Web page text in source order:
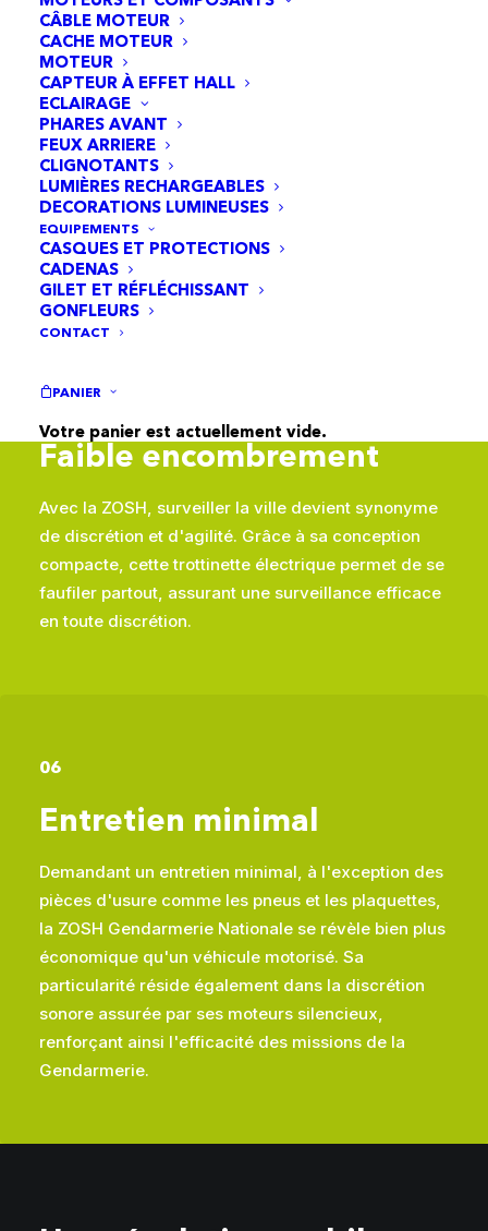
CÂBLE MOTEUR
CACHE MOTEUR
MOTEUR
CAPTEUR À EFFET HALL
ECLAIRAGE
PHARES AVANT
FEUX ARRIERE
CLIGNOTANTS
LUMIÈRES RECHARGEABLES
DECORATIONS LUMINEUSES
EQUIPEMENTS
CASQUES ET PROTECTIONS
CADENAS
GILET ET RÉFLÉCHISSANT
GONFLEURS
CONTACT
PANIER
Votre panier est actuellement vide.
Les moteurs électriques de la ZOSH Gendarmerie
Nationale fonctionnent avec une discrétion sonore
notable, proposant ainsi une alternative silencieuse
aux véhicules agricoles conventionnels comme les
quads et autres engins thermiques. Cette
caractéristique offre des déplacements discrets,
renforçant l'efficacité des opérations de la
Gendarmerie.
05
Faible encombrement
Avec la ZOSH, surveiller la ville devient synonyme
de discrétion et d'agilité. Grâce à sa conception
compacte, cette trottinette électrique permet de se
faufiler partout, assurant une surveillance efficace
en toute discrétion.
06
Entretien minimal
Demandant un entretien minimal, à l'exception des
pièces d'usure comme les pneus et les plaquettes,
la ZOSH Gendarmerie Nationale se révèle bien plus
économique qu'un véhicule motorisé. Sa
particularité réside également dans la discrétion
sonore assurée par ses moteurs silencieux,
renforçant ainsi l'efficacité des missions de la
Gendarmerie.